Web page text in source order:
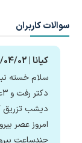
سوالات کاربران
کیانا | 1405/04/02
سلام خسته
امروز عصر
چندساعت